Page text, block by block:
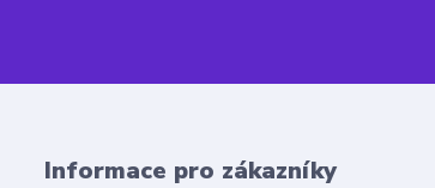
Informace pro zákazníky